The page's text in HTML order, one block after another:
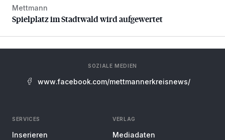
Spielplatz im Stadtwald wird aufgewertet
Mettmann
Spielplatz im Stadtwald wird aufgewertet
SOZIALE MEDIEN
www.facebook.com/mettmannerkreisnews/
SERVICES
Inserieren
VERLAG
Mediadaten